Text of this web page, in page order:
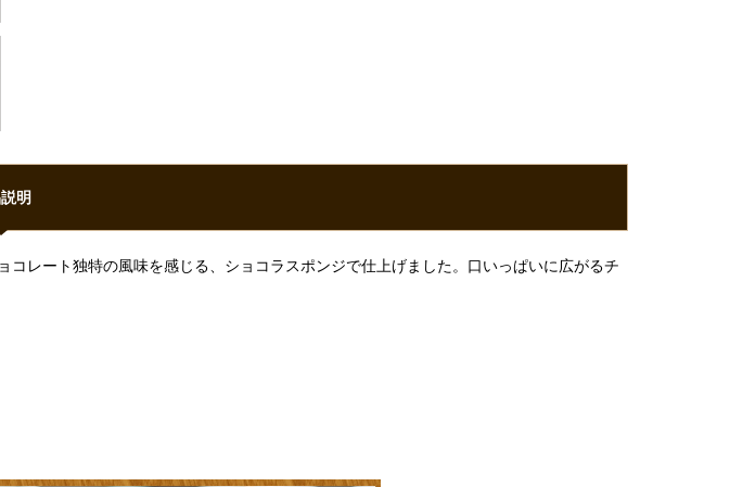
明
レート独特の風味を感じる、ショコラスポンジで仕上げました。口いっぱいに広がるチ